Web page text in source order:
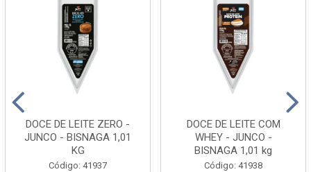
DOCE DE LEITE ZERO -
JUNCO - BISNAGA 1,01
KG
Código: 41937
DOCE DE LEITE COM
WHEY - JUNCO -
BISNAGA 1,01 kg
Código: 41938